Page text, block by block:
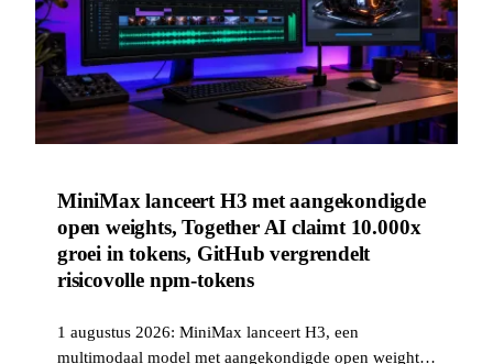
MiniMax lanceert H3 met aangekondigde
open weights, Together AI claimt 10.000x
groei in tokens, GitHub vergrendelt
risicovolle npm-tokens
1 augustus 2026: MiniMax lanceert H3, een
multimodaal model met aangekondigde open weights